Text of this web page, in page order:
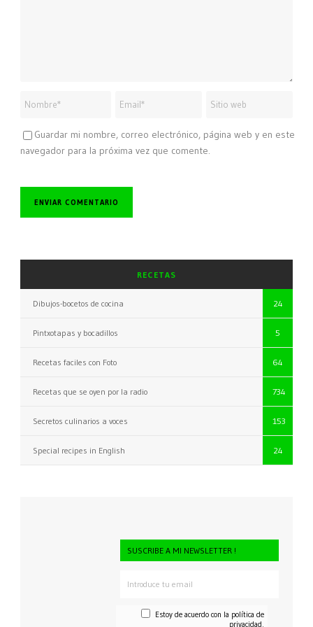
Guardar mi nombre, correo electrónico, página web y en este
navegador para la próxima vez que comente.
RECETAS
Dibujos-bocetos de cocina 24
Pintxotapas y bocadillos 5
Recetas faciles con Foto 64
Recetas que se oyen por la radio 734
Secretos culinarios a voces 153
Special recipes in English 24
SUSCRIBE A MI NEWSLETTER !
Estoy de acuerdo con la política de
privacidad.